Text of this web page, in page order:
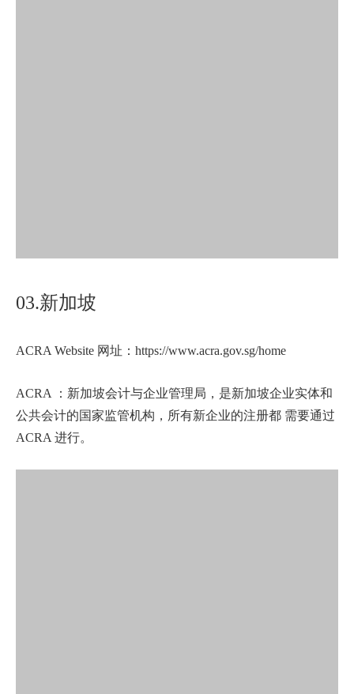
03.新加坡
ACRA Website 网址：https://www.acra.gov.sg/home
ACRA ：新加坡会计与企业管理局，是新加坡企业实体和
公共会计的国家监管机构，所有新企业的注册都 需要通过
ACRA 进行。